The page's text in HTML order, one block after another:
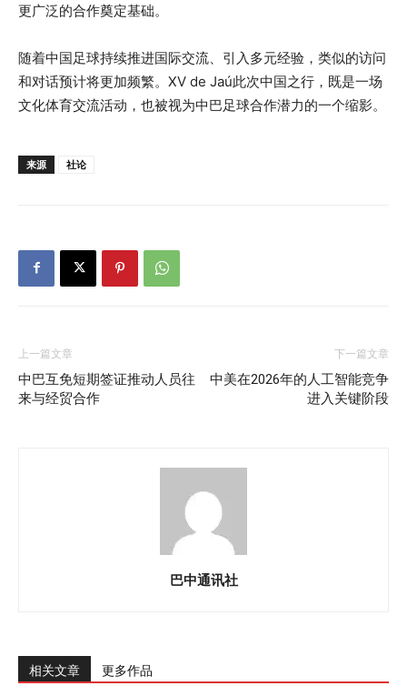
更广泛的合作奠定基础。
随着中国足球持续推进国际交流、引入多元经验，类似的访问
和对话预计将更加频繁。XV de Jaú此次中国之行，既是一场
文化体育交流活动，也被视为中巴足球合作潜力的一个缩影。
来源 社论
上一篇文章
中巴互免短期签证推动人员往
来与经贸合作
下一篇文章
中美在2026年的人工智能竞争
进入关键阶段
巴中通讯社
相关文章 更多作品